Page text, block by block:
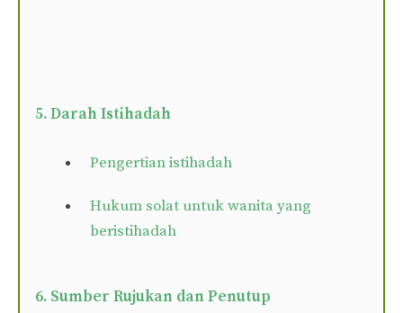
5. Darah Istihadah
Pengertian istihadah
Hukum solat untuk wanita yang
beristihadah
6. Sumber Rujukan dan Penutup